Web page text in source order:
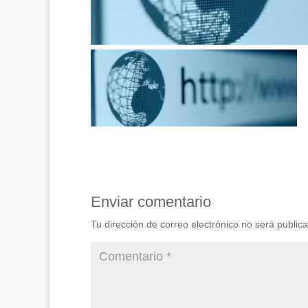
Enviar comentario
Tu dirección de correo electrónico no será